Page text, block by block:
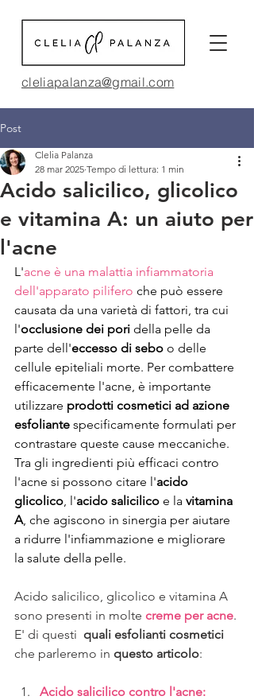
cleliapalanza@gmail.com
Post
Acido salicilico, glicolico
e vitamina A: un aiuto per
l'acne
Clelia Palanza
28 mar 2025 Tempo di lettura: 1 min
L'acne è una malattia infiammatoria
dell'apparato pilifero che può essere
causata da una varietà di fattori, tra cui
l'occlusione dei pori della pelle da
parte dell'eccesso di sebo o delle
cellule epiteliali morte. Per combattere
efficacemente l'acne, è importante
utilizzare prodotti cosmetici ad azione
esfoliante specificamente formulati per
contrastare queste cause meccaniche.
Tra gli ingredienti più efficaci contro
l'acne si possono citare l'acido
glicolico, l'acido salicilico e la vitamina
A, che agiscono in sinergia per aiutare
a ridurre l'infiammazione e migliorare
la salute della pelle.
Acido salicilico, glicolico e vitamina A
sono presenti in molte creme per acne.
E' di questi quali esfolianti cosmetici
che parleremo in questo articolo:
Acido salicilico contro l'acne: